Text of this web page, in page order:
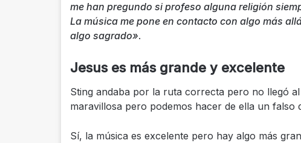
me han pregundo si profeso alguna religión
La música me pone en contacto con algo más
algo sagrado».
Jesus es más grande y excelente
Sting andaba por la ruta correcta pero no llegó
maravillosa pero podemos hacer de ella un falso
Sí, la música es excelente pero hay algo más